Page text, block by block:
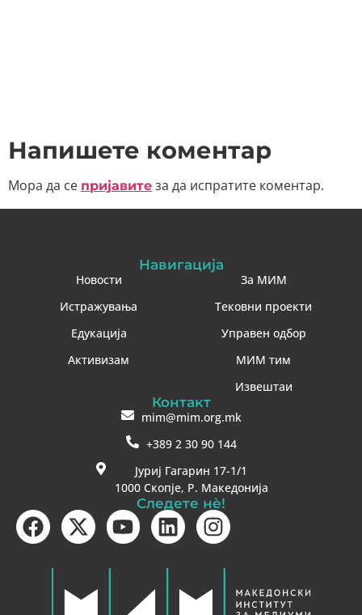
Напишете коментар
Мора да се пријавите за да испратите коментар.
Навигација
Новости
Истражувања
Едукација
Активизам
За МИМ
Тековни проекти
Управен одбор
МИМ тим
Извештаи
Контакт
mim@mim.org.mk
+389 2 30 90 144
Јуриј Гагарин 17-1/1
1000 Скопје, Р. Македонија
Следете нè!